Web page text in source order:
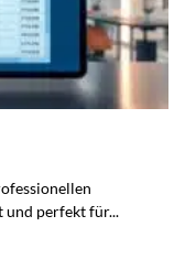
und perfekt für...